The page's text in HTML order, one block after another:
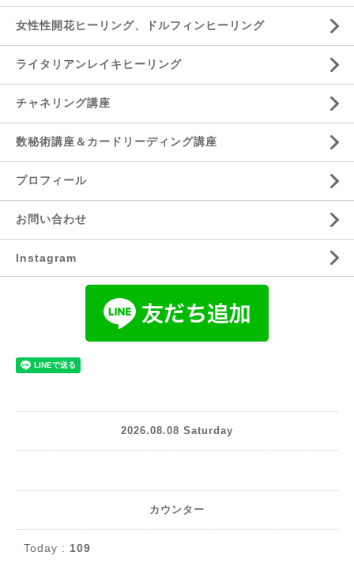
女性性開花ヒーリング、ドルフィンヒーリング
ライタリアンレイキヒーリング
チャネリング講座
数秘術講座＆カードリーディング講座
プロフィール
お問い合わせ
Instagram
2026.08.08 Saturday
カウンター
Today : 109